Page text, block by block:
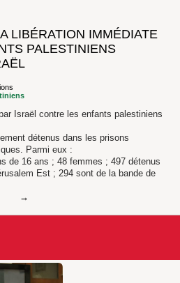
LIBÉRATION IMMÉDIATE
PALESTINIENS
Israël contre les enfants palestiniens
détenus dans les prisons
Parmi eux :
de 16 ans ; 48 femmes ; 497 détenus
Est ; 294 sont de la bande de